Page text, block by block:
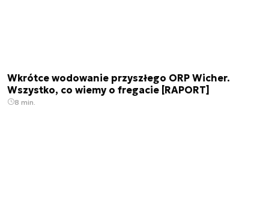
Wkrótce wodowanie przyszłego ORP Wicher.
Wszystko, co wiemy o fregacie [RAPORT]
8 min.